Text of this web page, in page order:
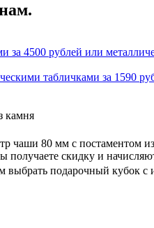
4500 рублей или
табличками за 1590
камня
чаши 80 мм с постаментом
получаете скидку и
подарочный кубок с